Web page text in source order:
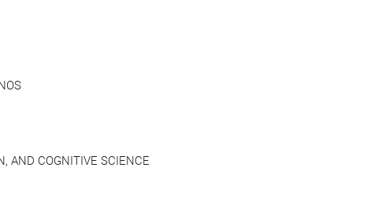
AND COGNITIVE SCIENCE